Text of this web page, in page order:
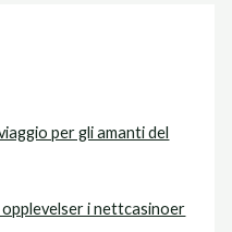
per gli amanti del
i nettcasinoer